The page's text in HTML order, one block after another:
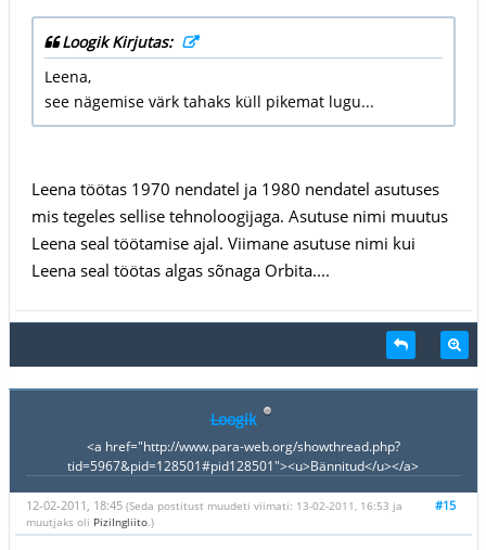
Loogik Kirjutas:
Leena,
see nägemise värk tahaks küll pikemat lugu...
Leena töötas 1970 nendatel ja 1980 nendatel asutuses
mis tegeles sellise tehnoloogijaga. Asutuse nimi muutus
Leena seal töötamise ajal. Viimane asutuse nimi kui
Leena seal töötas algas sõnaga Orbita....
Loogik
<a href="http://www.para-web.org/showthread.php?
tid=5967&pid=128501#pid128501"><u>Bännitud</u></a>
#15
12-02-2011, 18:45 (Seda postitust muudeti viimati: 13-02-2011, 16:53 ja
muutjaks oli PiziIngliito.)